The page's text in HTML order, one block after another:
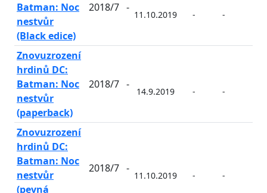
Batman: Noc
nestvůr
(Black edice)
2018/7 -
11.10.2019 - -
Znovuzrození
hrdinů DC:
Batman: Noc
nestvůr
(paperback)
2018/7 -
14.9.2019 - -
Znovuzrození
hrdinů DC:
Batman: Noc
nestvůr
(pevná
2018/7 -
11.10.2019 - -